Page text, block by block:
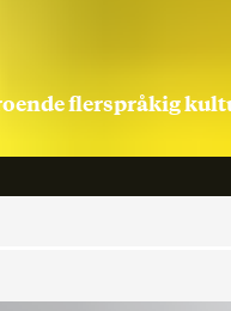
flerspråkig